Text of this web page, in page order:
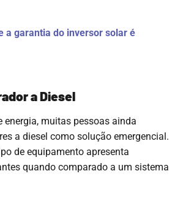
a garantia do inversor solar é
a Diesel
energia, muitas pessoas ainda
a diesel como solução emergencial.
de equipamento apresenta
quando comparado a um sistema